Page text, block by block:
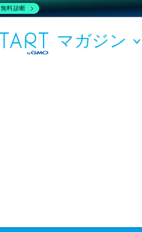
マガジン
無料診断